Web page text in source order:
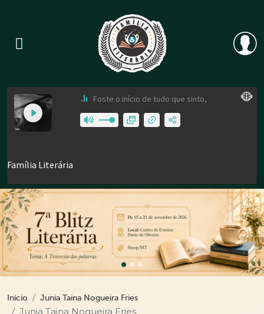
Previous
Início Junia Taina Nogueira Fries
Junia Taina Nogueira Fries